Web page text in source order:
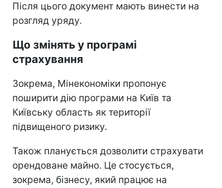
Після цього документ мають винести на
розгляд уряду.
Що змінять у програмі
страхування
Зокрема, Мінекономіки пропонує
поширити дію програми на Київ та
Київську область як території
підвищеного ризику.
Також планується дозволити страхувати
орендоване майно. Це стосується,
зокрема, бізнесу, який працює на